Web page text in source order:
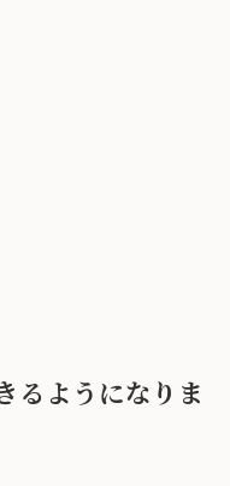
るようになりま